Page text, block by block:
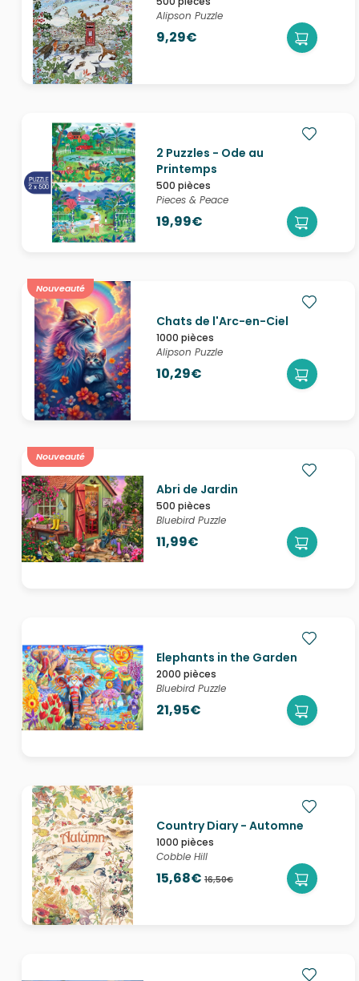
Alipson Puzzle
9,29€
2 Puzzles - Ode au
Printemps
500 pièces
Pieces & Peace
19,99€
Nouveauté
Chats de l'Arc-en-Ciel
1000 pièces
Alipson Puzzle
10,29€
Nouveauté
Abri de Jardin
500 pièces
Bluebird Puzzle
11,99€
Elephants in the Garden
2000 pièces
Bluebird Puzzle
21,95€
Country Diary - Automne
1000 pièces
Cobble Hill
15,68€ 16,50€